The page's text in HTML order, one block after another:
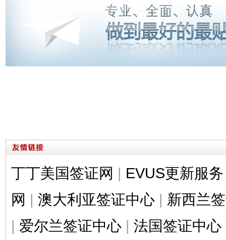
丁丁美国签证网 | EVUS更新服务
网 | 澳大利亚签证中心 | 新西兰
| 爱尔兰签证中心 | 法国签证中心